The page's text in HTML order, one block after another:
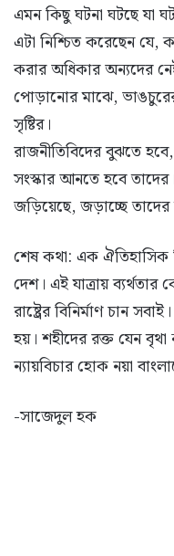
এমন কিছু ঘটনা ঘটছে যা
এটা নিশ্চিত করেছেন
করার অধিকার অন্যদের
পোড়ানোর মাঝে,
সৃষ্টির।
রাজনীতিবিদের বুঝতে
সংস্কার আনতে হবে
জড়িয়েছে, জড়াচ্ছে তাদের
শেষ কথা: এক ঐতিহাসিক
দেশ। এই যাত্রায়
রাষ্ট্রের বিনির্মাণ চান
হয়। শহীদের রক্ত যেন বৃথা
ন্যায়বিচার হোক নয়া
-সাজেদুল হক